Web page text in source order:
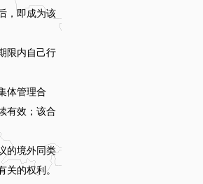
，即成为该
限内自己行
体管理合
有效；该合
的境外同类
的权利。